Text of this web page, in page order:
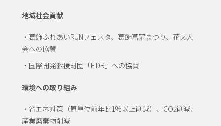
地域社会貢献
・葛飾ふれあいRUNフェスタ、葛飾菖蒲まつり、花火大
会への協賛
・国際開発救援財団「FIDR」への協賛
環境への取り組み
・省エネ対策（原単位前年比1%以上削減）、CO2削減、
産業廃棄物削減